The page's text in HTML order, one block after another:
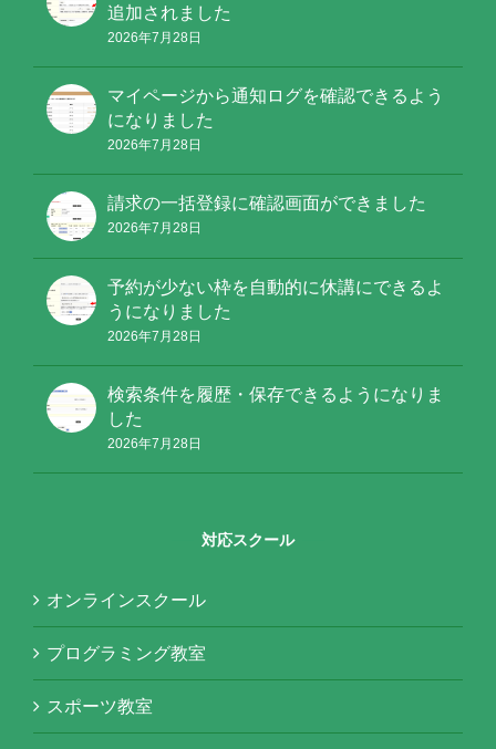
追加されました
2026年7月28日
マイページから通知ログを確認できるよう
になりました
2026年7月28日
請求の一括登録に確認画面ができました
2026年7月28日
予約が少ない枠を自動的に休講にできるよ
うになりました
2026年7月28日
検索条件を履歴・保存できるようになりま
した
2026年7月28日
対応スクール
オンラインスクール
プログラミング教室
スポーツ教室